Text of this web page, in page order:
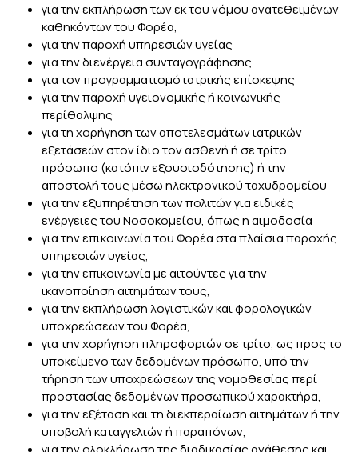
για την εκπλήρωση των εκ του νόμου ανατεθειμένων
καθηκόντων του Φορέα,
για την παροχή υπηρεσιών υγείας
για την διενέργεια συνταγογράφησης
για τον προγραμματισμό ιατρικής επίσκεψης
για την παροχή υγειονομικής ή κοινωνικής
περίθαλψης
για τη χορήγηση των αποτελεσμάτων ιατρικών
εξετάσεών στον ίδιο τον ασθενή ή σε τρίτο
πρόσωπο (κατόπιν εξουσιοδότησης) ή την
αποστολή τους μέσω ηλεκτρονικού ταχυδρομείου
για την εξυπηρέτηση των πολιτών για ειδικές
ενέργειες του Νοσοκομείου, όπως η αιμοδοσία
για την επικοινωνία του Φορέα στα πλαίσια παροχής
υπηρεσιών υγείας,
για την επικοινωνία με αιτούντες για την
ικανοποίηση αιτημάτων τους,
για την εκπλήρωση λογιστικών και φορολογικών
υποχρεώσεων του Φορέα,
για την χορήγηση πληροφοριών σε τρίτο, ως προς το
υποκείμενο των δεδομένων πρόσωπο, υπό την
τήρηση των υποχρεώσεων της νομοθεσίας περί
προστασίας δεδομένων προσωπικού χαρακτήρα,
για την εξέταση και τη διεκπεραίωση αιτημάτων ή την
υποβολή καταγγελιών ή παραπόνων,